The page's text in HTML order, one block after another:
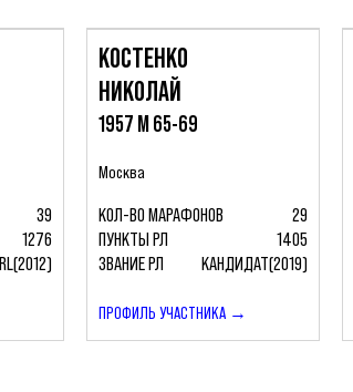
39
1276
КОСТЕНКО
НИКОЛАЙ
1957 М 65-69
Москва
КОЛ-ВО МАРАФОНОВ
29
ПУНКТЫ РЛ
1405
ЗВАНИЕ РЛ
КАНДИДАТ(2019)
ПРОФИЛЬ УЧАСТНИКА →